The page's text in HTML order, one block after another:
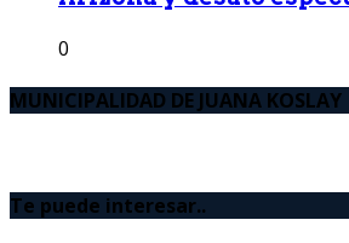
0
MUNICIPALIDAD DE JUANA KOSLAY
Te puede interesar..